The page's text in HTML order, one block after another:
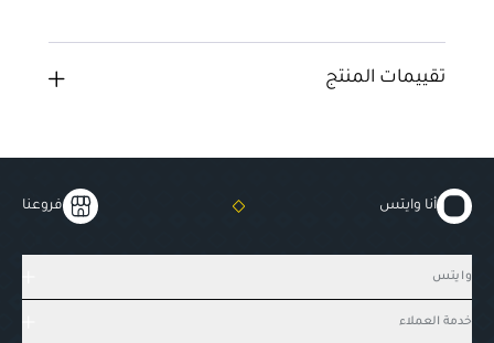
تقييمات المنتج
أنا وايتس فروعنا
وايتس
خدمة العملاء